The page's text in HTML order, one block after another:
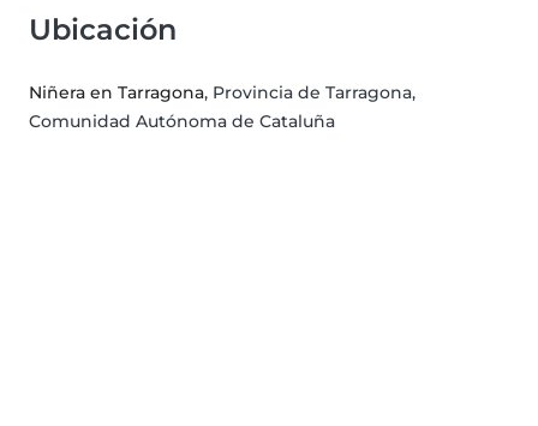
Ubicación
Niñera en Tarragona, Provincia de Tarragona,
Comunidad Autónoma de Cataluña